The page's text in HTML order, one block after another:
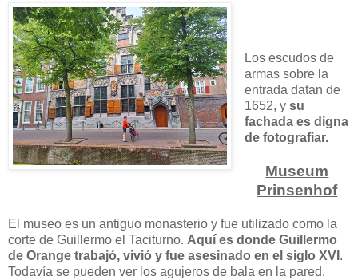
Los escudos de
armas sobre la
entrada datan de
1652, y su
fachada es digna
de fotografiar.
Museum
Prinsenhof
El museo es un antiguo monasterio y fue utilizado como la
corte de Guillermo el Taciturno. Aquí es donde Guillermo
de Orange trabajó, vivió y fue asesinado en el siglo XVI .
Todavía se pueden ver los agujeros de bala en la pared.